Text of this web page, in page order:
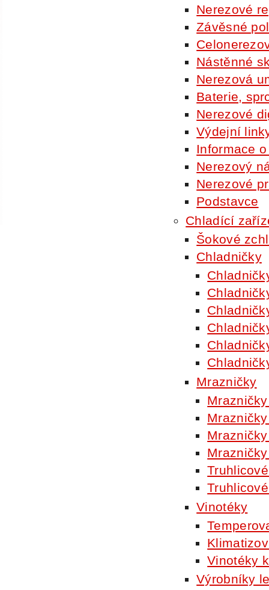
Nerezové
Závěsné
Nástěnné
Nerezová
Baterie,
Nerezové
Výdejní
Informace
Nerezový
Nerezové
Podstavce
Chladící
Šokové
Chladničky
Mrazničky
Vinotéky
Vinotéky
Výrobníky